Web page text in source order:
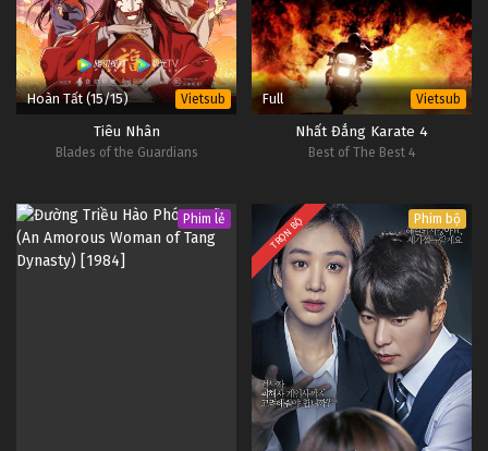
Hoàn Tất (15/15) Vietsub
Tiêu Nhân
Blades of the Guardians
Full Vietsub
Nhất Đẳng Karate 4
Best of The Best 4
Phim lẻ TRỌN BỘ Phim bộ